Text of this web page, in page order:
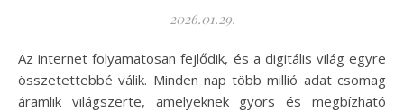
2026.01.29.
Az internet folyamatosan fejlődik, és a digitális világ egyre
összetettebbé válik. Minden nap több millió adat csomag
áramlik világszerte, amelyeknek gyors és megbízható